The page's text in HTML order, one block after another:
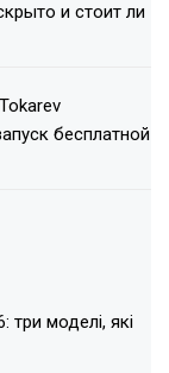
и стоит ли
бесплатной
три моделі, які